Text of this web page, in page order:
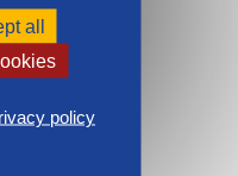
all
policy